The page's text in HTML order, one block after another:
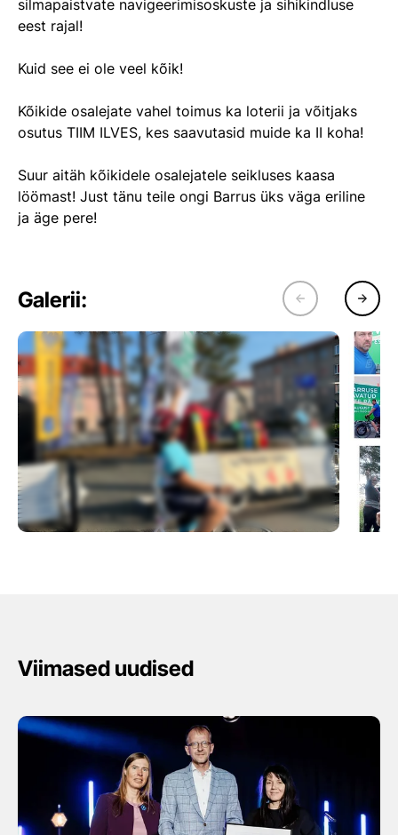
silmapaistvate navigeerimisoskuste ja sihikindluse
eest rajal!
Kuid see ei ole veel kõik!
Kõikide osalejate vahel toimus ka loterii ja võitjaks
osutus TIIM ILVES, kes saavutasid muide ka II koha!
Suur aitäh kõikidele osalejatele seikluses kaasa
löömast! Just tänu teile ongi Barrus üks väga eriline
ja äge pere!
Galerii:
Viimased uudised